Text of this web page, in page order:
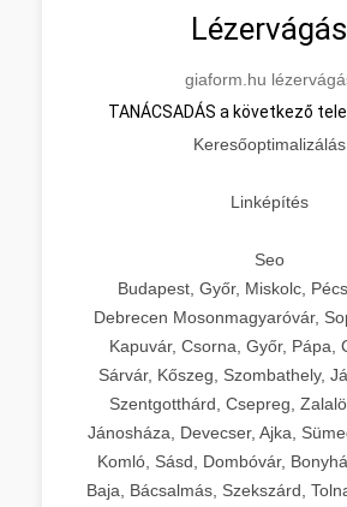
Lézervágás
giaform.hu
TANÁCSADÁS a következő
Keresőoptimalizálás
Linképítés
Seo
Budapest, Győr, Miskolc,
Debrecen Mosonmagyaróvár,
Kapuvár, Csorna, Győr, Pápa,
Sárvár, Kőszeg, Szombathely,
Szentgotthárd, Csepreg,
Jánosháza, Devecser, Ajka,
Komló, Sásd, Dombóvár,
Baja, Bácsalmás, Szekszárd,